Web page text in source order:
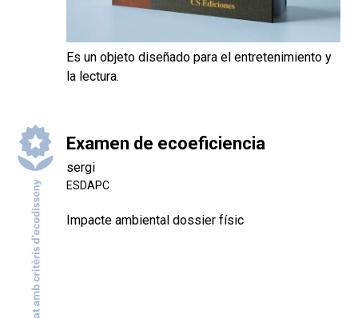
Es un objeto diseñado para el entretenimiento y
la lectura.
Examen de ecoeficiencia
sergi
ESDAPC
Impacte ambiental dossier físic